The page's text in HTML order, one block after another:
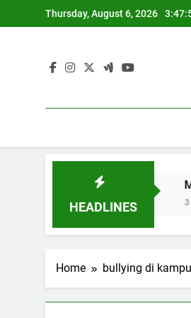
to
Thursday, August 6, 2026
HEADLINES
Sustainable
3 Months Ago
Home bullying di